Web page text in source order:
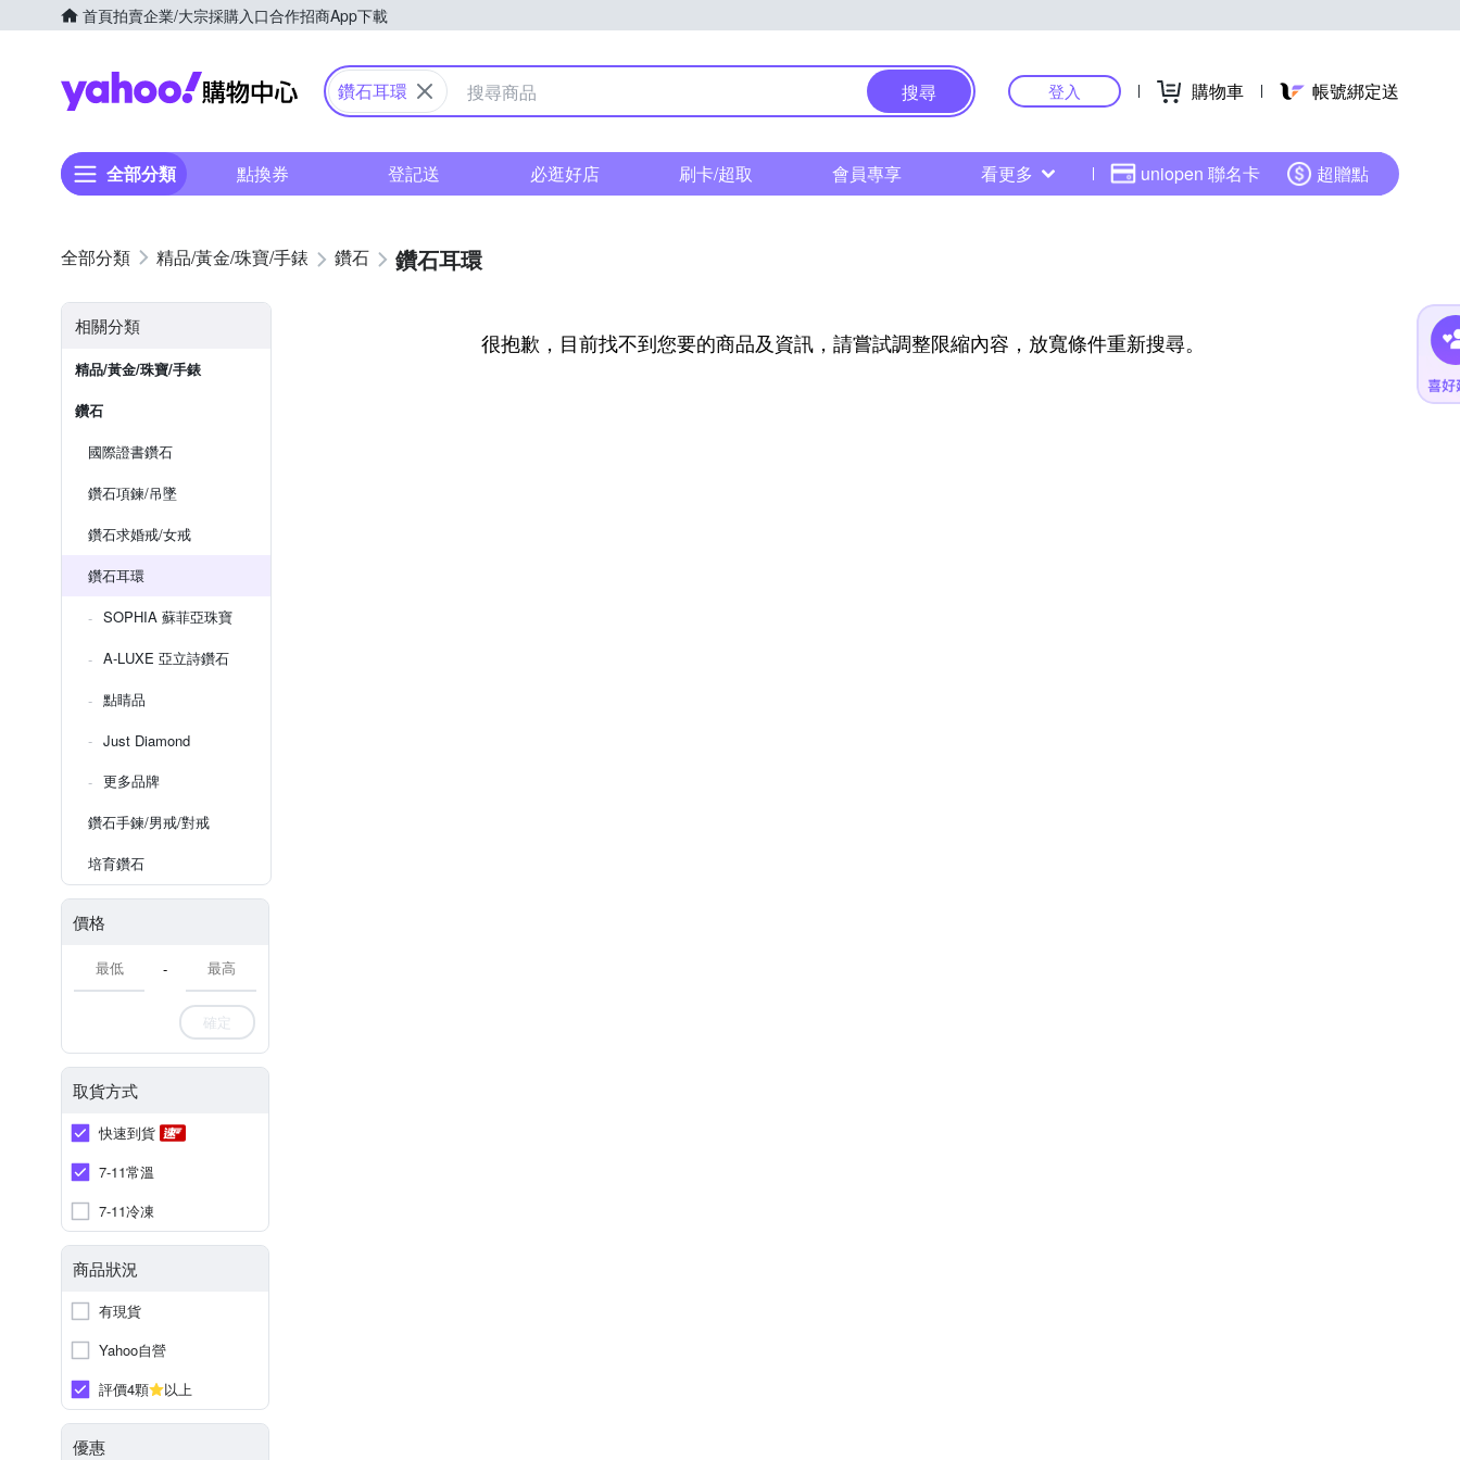
首頁拍賣企業/大宗採購入口合作招商App下載
Yahoo購物中心
鑽石耳環 搜尋 登入 購物車 帳號綁定送
全部分類 點換券 登記送 必逛好店 刷卡/超取 會員專享 看更多 uniopen 聯名卡 超贈點
精品/黃金/珠寶/手錶 鑽石 鑽石耳環
相關分類
精品/黃金/珠寶/手錶
鑽石
國際證書鑽石
鑽石項鍊/吊墜
鑽石求婚戒/女戒
鑽石耳環
SOPHIA 蘇菲亞珠寶
A-LUXE 亞立詩鑽石
點睛品
Just Diamond
更多品牌
鑽石手鍊/男戒/對戒
培育鑽石
價格
-
確定
取貨方式
快速到貨
7-11常溫
7-11冷凍
商品狀況
有現貨
Yahoo自營
評價4顆
以上
優惠
很抱歉，目前找不到您要的商品及資訊，請嘗試調整限縮內容，放寬條件重新搜尋。